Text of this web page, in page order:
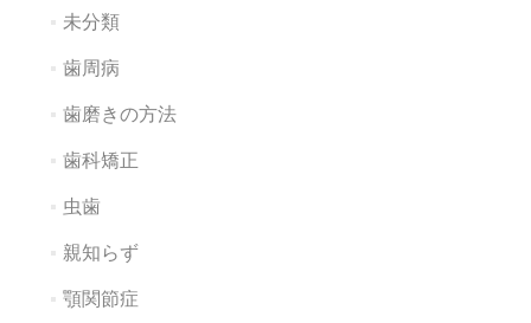
未分類
歯周病
歯磨きの方法
歯科矯正
虫歯
親知らず
顎関節症